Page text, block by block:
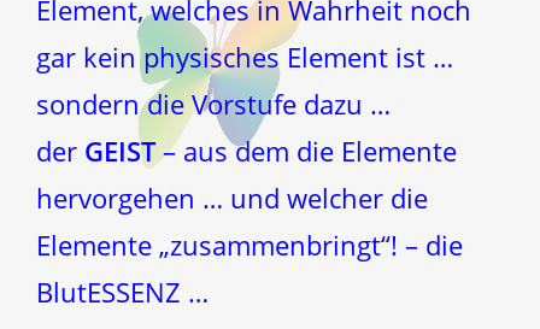
Element, welches in Wahrheit noch
gar kein physisches Element ist …
sondern die Vorstufe dazu …
der GEIST– aus dem die Elemente
hervorgehen … und welcher die
Elemente „zusammenbringt“! – die
BlutESSENZ …